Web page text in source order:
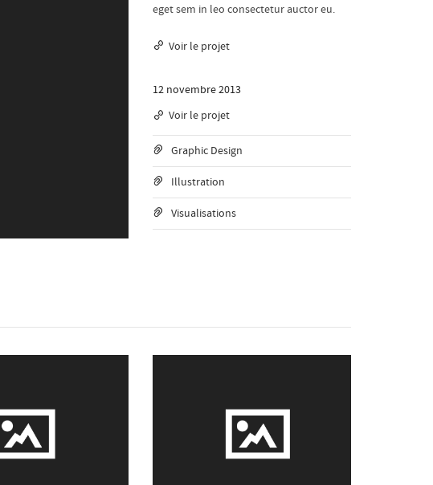
eget sem in leo consectetur auctor eu.
Voir le projet
12 novembre 2013
Voir le projet
Graphic Design
Illustration
Visualisations